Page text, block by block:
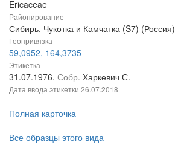
Ericaceae
Районирование
Сибирь, Чукотка и Камчатка (S7) (Россия)
Геопривязка
59,0952, 164,3735
Этикетка
31.07.1976. Собр. Харкевич С.
Дата ввода этикетки 26.07.2018
Полная карточка
Все образцы этого вида